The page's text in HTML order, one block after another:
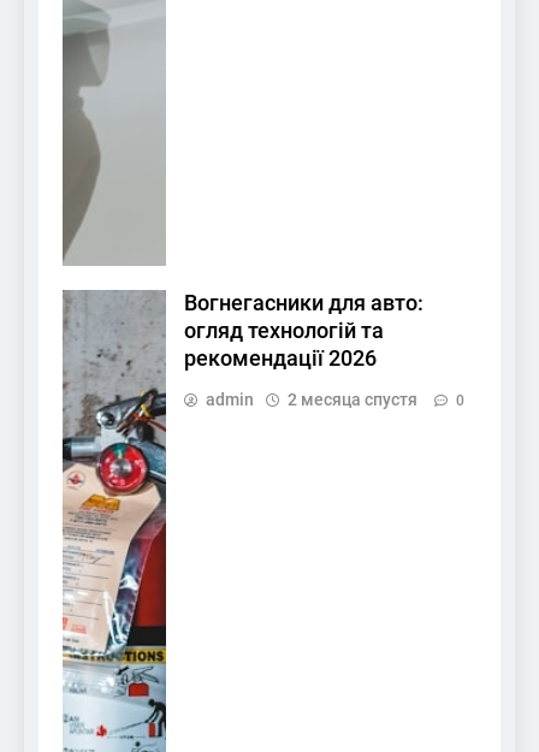
Вогнегасники для авто:
огляд технологій та
рекомендації 2026
admin 2 месяца спустя 0